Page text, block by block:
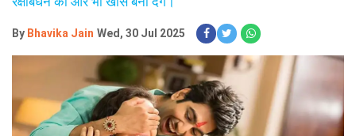
By Bhavika Jain Wed, 30 Jul 2025